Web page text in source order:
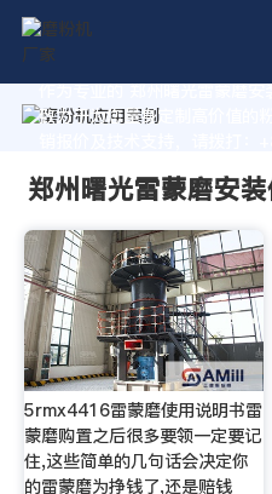
作为专业的 郑州曙光雷蒙磨
致力于为您量身定制高价值的
郑州曙光雷蒙磨安
5rmx4416雷蒙磨使用说明书雷
蒙磨购置之后很多要领一定要记
住,这些简单的几句话会决定你
的雷蒙磨为挣钱了,还是赔钱